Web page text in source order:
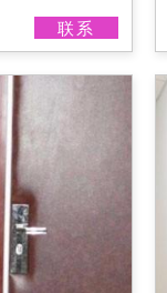
联系